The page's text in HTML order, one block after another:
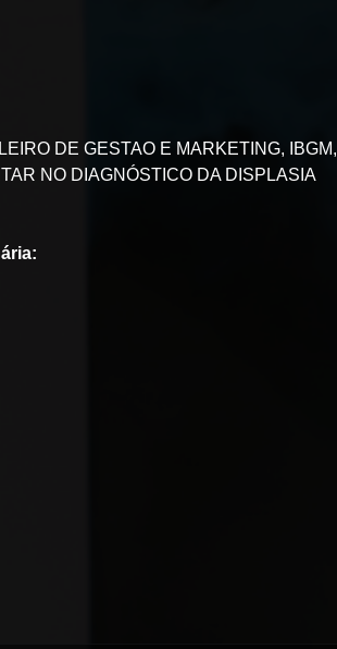
DE GESTAO E MARKETING, IBGM,
NO DIAGNÓSTICO DA DISPLASIA